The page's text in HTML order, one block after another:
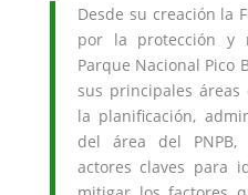
Desde su creación la
por la protección y
Parque Nacional Pico
sus principales
la planificación,
del área del
actores claves para